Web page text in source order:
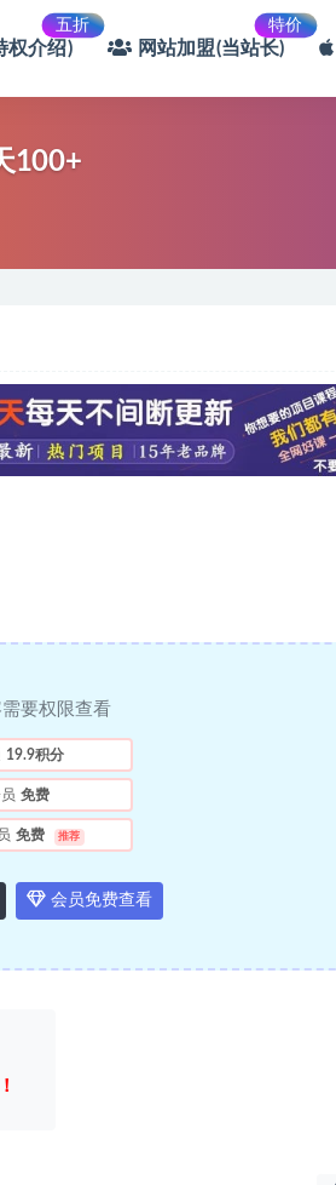
权介绍)
五折
网站加盟(当站长)
特价
100+
要权限查看
19.9积分
免费
免费 推荐
会员免费查看